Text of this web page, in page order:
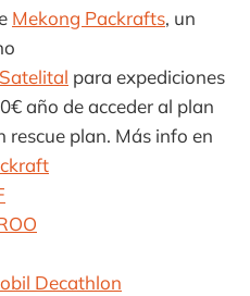
Mekong Packrafts, un
para expediciones
año de acceder al plan
plan. Más info en
Decathlon